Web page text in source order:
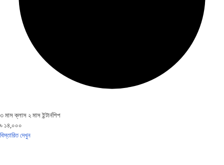
৩ মাস ক্লাস ২ মাস ইন্টার্নশিপ
৳ ১৪,০০০
বিস্তারিত দেখুন